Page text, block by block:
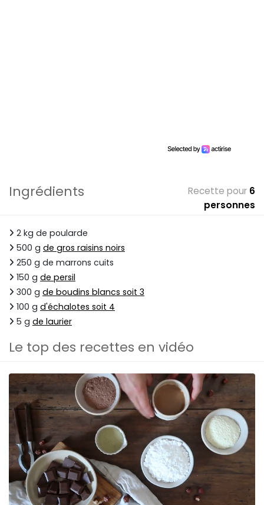
Ingrédients Recette pour 6
personnes
2 kg de poularde
500 g de gros raisins noirs
250 g de marrons cuits
150 g de persil
300 g de boudins blancs soit 3
100 g d'échalotes soit 4
5 g de laurier
Le top des recettes en vidéo